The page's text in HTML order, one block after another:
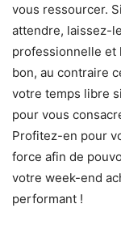
vous ressourcer.
attendre, laissez-
professionnelle et
bon, au contraire
votre temps libre
pour vous
Profitez-en pour
force afin de
votre week-end
performant !